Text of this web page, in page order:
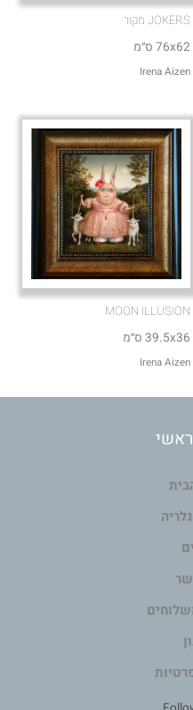
JOKERS מקור
76x62 ס״מ
Irena Aizen
MOON ILLUSION
39.5x36 ס״מ
Irena Aizen